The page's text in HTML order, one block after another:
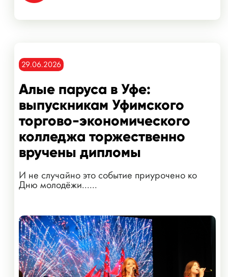
29.06.2026
Алые паруса в Уфе:
выпускникам Уфимского
торгово-экономического
колледжа торжественно
вручены дипломы
И не случайно это событие приурочено ко
Дню молодёжи......